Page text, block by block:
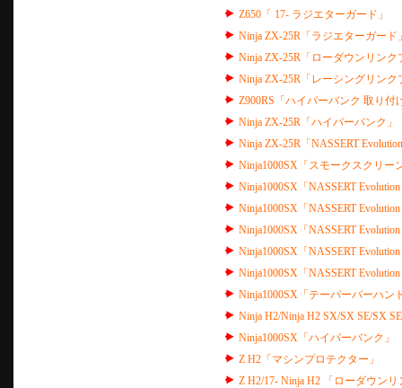
Z650「 17- ラジエターガード」
Ninja ZX-25R「ラジエターガード
Ninja ZX-25R「ローダウンリン
Ninja ZX-25R「レーシングリン
Z900RS「ハイパーバンク 取り付
Ninja ZX-25R「ハイパーバンク」
Ninja ZX-25R「NASSERT
Ninja1000SX「スモークスクリー
Ninja1000SX「NASSERT
Ninja1000SX「NASSERT
Ninja1000SX「NASSERT
Ninja1000SX「NASSERT
Ninja1000SX「NASSERT
Ninja1000SX「テーパーバーハン
Ninja H2/Ninja H2 SX/SX SE/SX
Ninja1000SX「ハイパーバンク」
Z H2「マシンプロテクター」
Z H2/17- Ninja H2 「ローダウン